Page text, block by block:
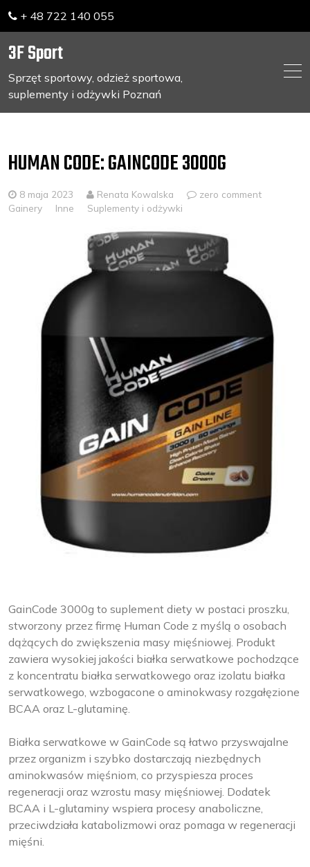
content
+ 48 722 140 055
3F Sport
Sprzęt sportowy, odzież sportowa,
suplementy i odżywki Poznań
HUMAN CODE: GAINCODE 3000G
8 maja 2023 Renata Kowalska
zero comment
Gainery
Inne Suplementy i odżywki
GainCode 3000g to suplement diety w postaci proszku,
stworzony przez firmę Human Code z myślą o osobach
dążących do zwiększenia masy mięśniowej. Produkt
zawiera wysokiej jakości białka serwatkowe pochodzące
z koncentratu białka serwatkowego oraz izolatu białka
serwatkowego, wzbogacone o aminokwasy rozgałęzione
BCAA oraz L-glutaminę.
Białka serwatkowe w GainCode są łatwo przyswajalne
przez organizm i szybko dostarczają niezbędnych
aminokwasów mięśniom, co przyspiesza proces
regeneracji oraz wzrostu masy mięśniowej. Dodatek
BCAA i L-glutaminy wspiera procesy anaboliczne,
przeciwdziała katabolizmowi oraz pomaga w regeneracji
mięśni.